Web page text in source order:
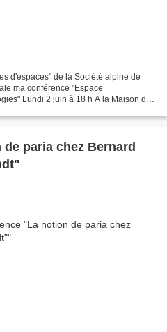
d'espaces" de la Société alpine de
ma conférence "Espace
Lundi 2 juin à 18 h A la Maison des
paria chez Bernard